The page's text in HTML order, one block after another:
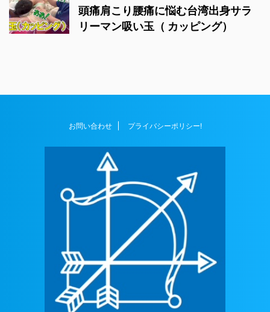
頭痛肩こり腰痛に悩む台湾出身サラ
リーマン吸い玉（ カッピング）
お問い合わせ プライバシーポリシー!